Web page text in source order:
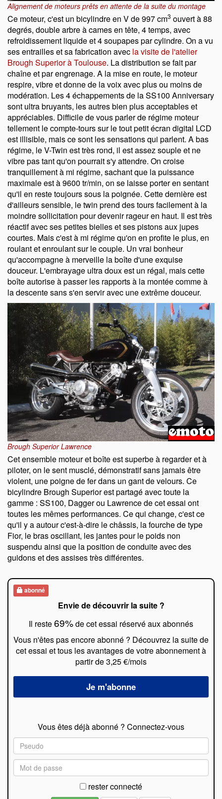
Alignement de moteurs prêts en attente de la suite du montage
Ce moteur, c'est un bicylindre en V de 997 cm3 ouvert à 88
degrés, double arbre à cames en tête, 4 temps, avec
refroidissement liquide et 4 soupapes par cylindre. On a vu
ses entrailles et sa fabrication avec la visite de l'atelier
Brough Superior à Toulouse. La distribution se fait par
chaîne et par engrenage. A la mise en route, le moteur
respire, vibre et donne de la voix avec plus ou moins de
modération. Les 4 échappements de la SS100 Anniversary
sont ultra bruyants, les autres bien plus acceptables et
appréciables. Difficile de vous parler de régime moteur
tellement le compte-tours sur le tout petit écran digital LCD
est illisible, mais ce sont les sensations qui parlent. A bas
régime, le V-Twin est très rond, il est assez souple et ne
vibre pas tant qu'on pourrait s'y attendre. On croise
tranquillement à mi régime, sachant que la puissance
maximale est à 9600 tr/min, on se laisse porter en sentant
qu'il en reste toujours sous la poignée. Cette dernière est
d'ailleurs sensible, le twin prend des tours facilement à la
moindre sollicitation pour devenir rageur en haut. Il est très
réactif avec ses petites bielles et ses pistons aux jupes
courtes. Mais c'est à mi régime qu'on en profite le plus, en
roulant et enroulant sur le couple. Un vrai bonheur
qu'accompagne à merveille la boîte d'une exquise
douceur. L'embrayage ultra doux est un régal, mais cette
boîte autorise à passer les rapports à la montée comme à
la descente sans s'en servir avec une extrême douceur.
Brough Superior Lawrence
Cet ensemble moteur et boîte est superbe à regarder et à
piloter, on le sent musclé, démonstratif sans jamais être
violent, une poigne de fer dans un gant de velours. Ce
bicylindre Brough Superior est partagé avec toute la
gamme : SS100, Dagger ou Lawrence de cet essai ont
toutes les mêmes performances. Ce qui change, c'est ce
qu'il y a autour c'est-à-dire le châssis, la fourche de type
Fior, le bras oscillant, les jantes pour le poids non
suspendu ainsi que la position de conduite avec des
guidons et des assises très différentes.
abonné
Envie de découvrir la suite ?
Il reste69%de cet essai réservé aux abonnés
Vous n'êtes pas encore abonné ? Découvrez la suite de
cet essai et tous les avantages de votre abonnement à
partir de 3,25 €/mois
Vous êtes déjà abonné ? Connectez-vous
rester connecté